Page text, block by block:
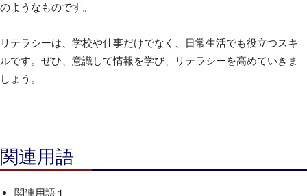
のようなものです。
リテラシーは、学校や仕事だけでなく、日常生活でも役立つスキ
ルです。ぜひ、意識して情報を学び、リテラシーを高めていきま
しょう。
関連用語
関連用語１